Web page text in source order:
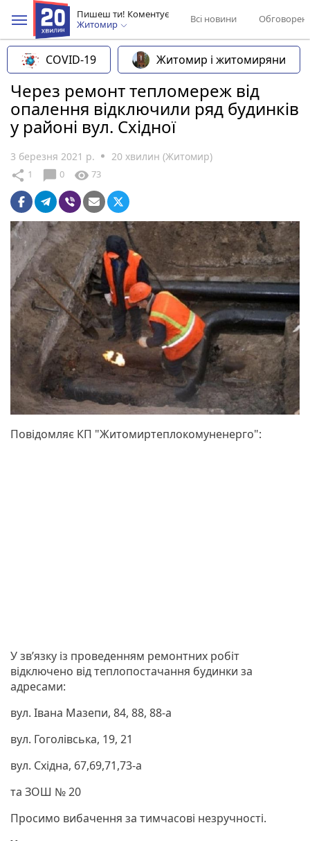
Пишеш ти! Коментує
Житомир
Всі новини
COVID-19 Житомир і житомиряни
Через ремонт тепломереж від
опалення відключили ряд будинків
у районі вул. Східної
3 березня 2021 р. 20 хвилин (Житомир)
share 1 chat_bubble 0 visibility 73
Повідомляє КП "Житомиртеплокомуненерго":
У зв’язку із проведенням ремонтних робіт
відключено від теплопостачання будинки за
адресами:
вул. Івана Мазепи, 84, 88, 88-а
вул. Гоголівська, 19, 21
вул. Східна, 67,69,71,73-а
та ЗОШ № 20
Просимо вибачення за тимчасові незручності.